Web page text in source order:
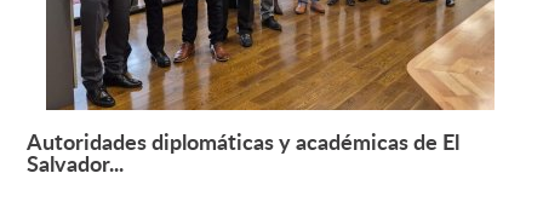
Leer más +
Autoridades diplomáticas y académicas de El
Salvador...